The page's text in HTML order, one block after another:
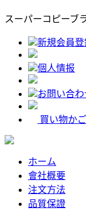
スーパーコピーブ
新規会員登
個人情报
お問い合わ
買い物かご
ホーム
會社概要
注文方法
品質保證